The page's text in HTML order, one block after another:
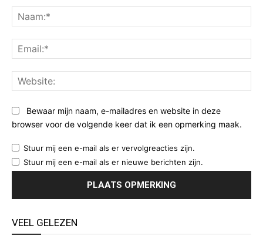
Bewaar mijn naam, e-mailadres en website in deze
browser voor de volgende keer dat ik een opmerking maak.
Stuur mij een e-mail als er vervolgreacties zijn.
Stuur mij een e-mail als er nieuwe berichten zijn.
VEEL GELEZEN